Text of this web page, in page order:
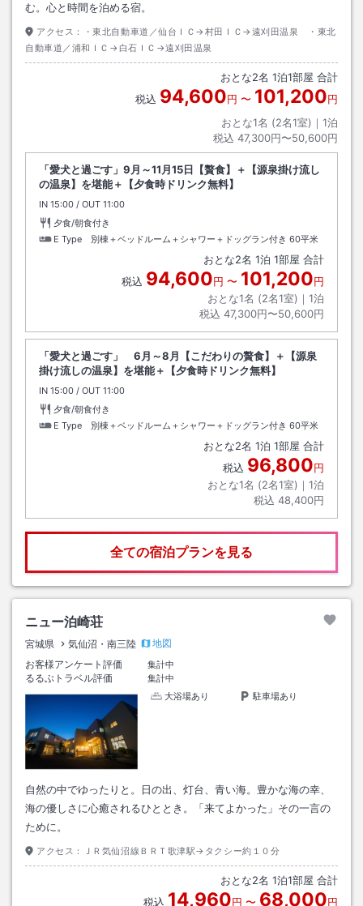
む。心と時間を泊める宿。
アクセス：
・東北自動車道／仙台ＩＣ→村田ＩＣ→遠刈田温泉 ・東北
自動車道／浦和ＩＣ→白石ＩＣ→遠刈田温泉
おとな2名 1泊1部屋 合計
税込 94,600円 〜 101,200円
おとな1名 (2名1室)｜ 1泊
税込 47,300円〜50,600円
「愛犬と過ごす」9月～11月15日【贅食】＋【源泉掛け流し
の温泉】を堪能＋【夕食時ドリンク無料】
IN チェックイン
15:00 / OUT チェックアウト
11:00
夕食/朝食付き
E Type 別棟＋ベッドルーム＋シャワー＋ドッグラン付き 60平米
おとな2名 1泊 1部屋 合計
税込 94,600円 〜 101,200円
おとな1名 (2名1室)｜ 1泊
税込 47,300円〜50,600円
「愛犬と過ごす」 6月～8月【こだわりの贅食】＋【源泉
掛け流しの温泉】を堪能＋【夕食時ドリンク無料】
IN チェックイン
15:00 / OUT チェックアウト
11:00
夕食/朝食付き
E Type 別棟＋ベッドルーム＋シャワー＋ドッグラン付き 60平米
おとな2名 1泊 1部屋 合計
税込 96,800円
おとな1名 (2名1室)｜ 1泊
税込 48,400円
全ての宿泊プランを見る
ニュー泊崎荘
宮城県 気仙沼・南三陸
地図
お客様アンケート評価
集計中
るるぶトラベル評価
集計中
大浴場あり
駐車場あり
自然の中でゆったりと。日の出、灯台、青い海。豊かな海の幸、
海の優しさに心癒されるひととき。「来てよかった」その一言の
ために。
アクセス： ＪＲ気仙沼線ＢＲＴ歌津駅→タクシー約１０分
おとな2名 1泊1部屋 合計
税込 14,960円 〜 68,000円